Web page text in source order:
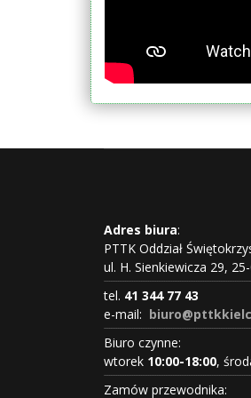
Adres biura:
PTTK Oddział
ul. H. Sienkiewicza 29,
tel. 41 344 77 43
e-mail:
Biuro czynne:
wtorek 10:00-18:00,
Zamów przewodnika: